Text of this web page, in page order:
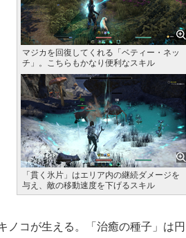
マジカを回復してくれる「ベティー・ネッ
チ」。こちらもかなり便利なスキル
「貫く氷片」はエリア内の継続ダメージを
与え、敵の移動速度を下げるスキル
ノコが生える。「治癒の種子」は円